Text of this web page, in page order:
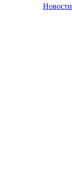
Новости